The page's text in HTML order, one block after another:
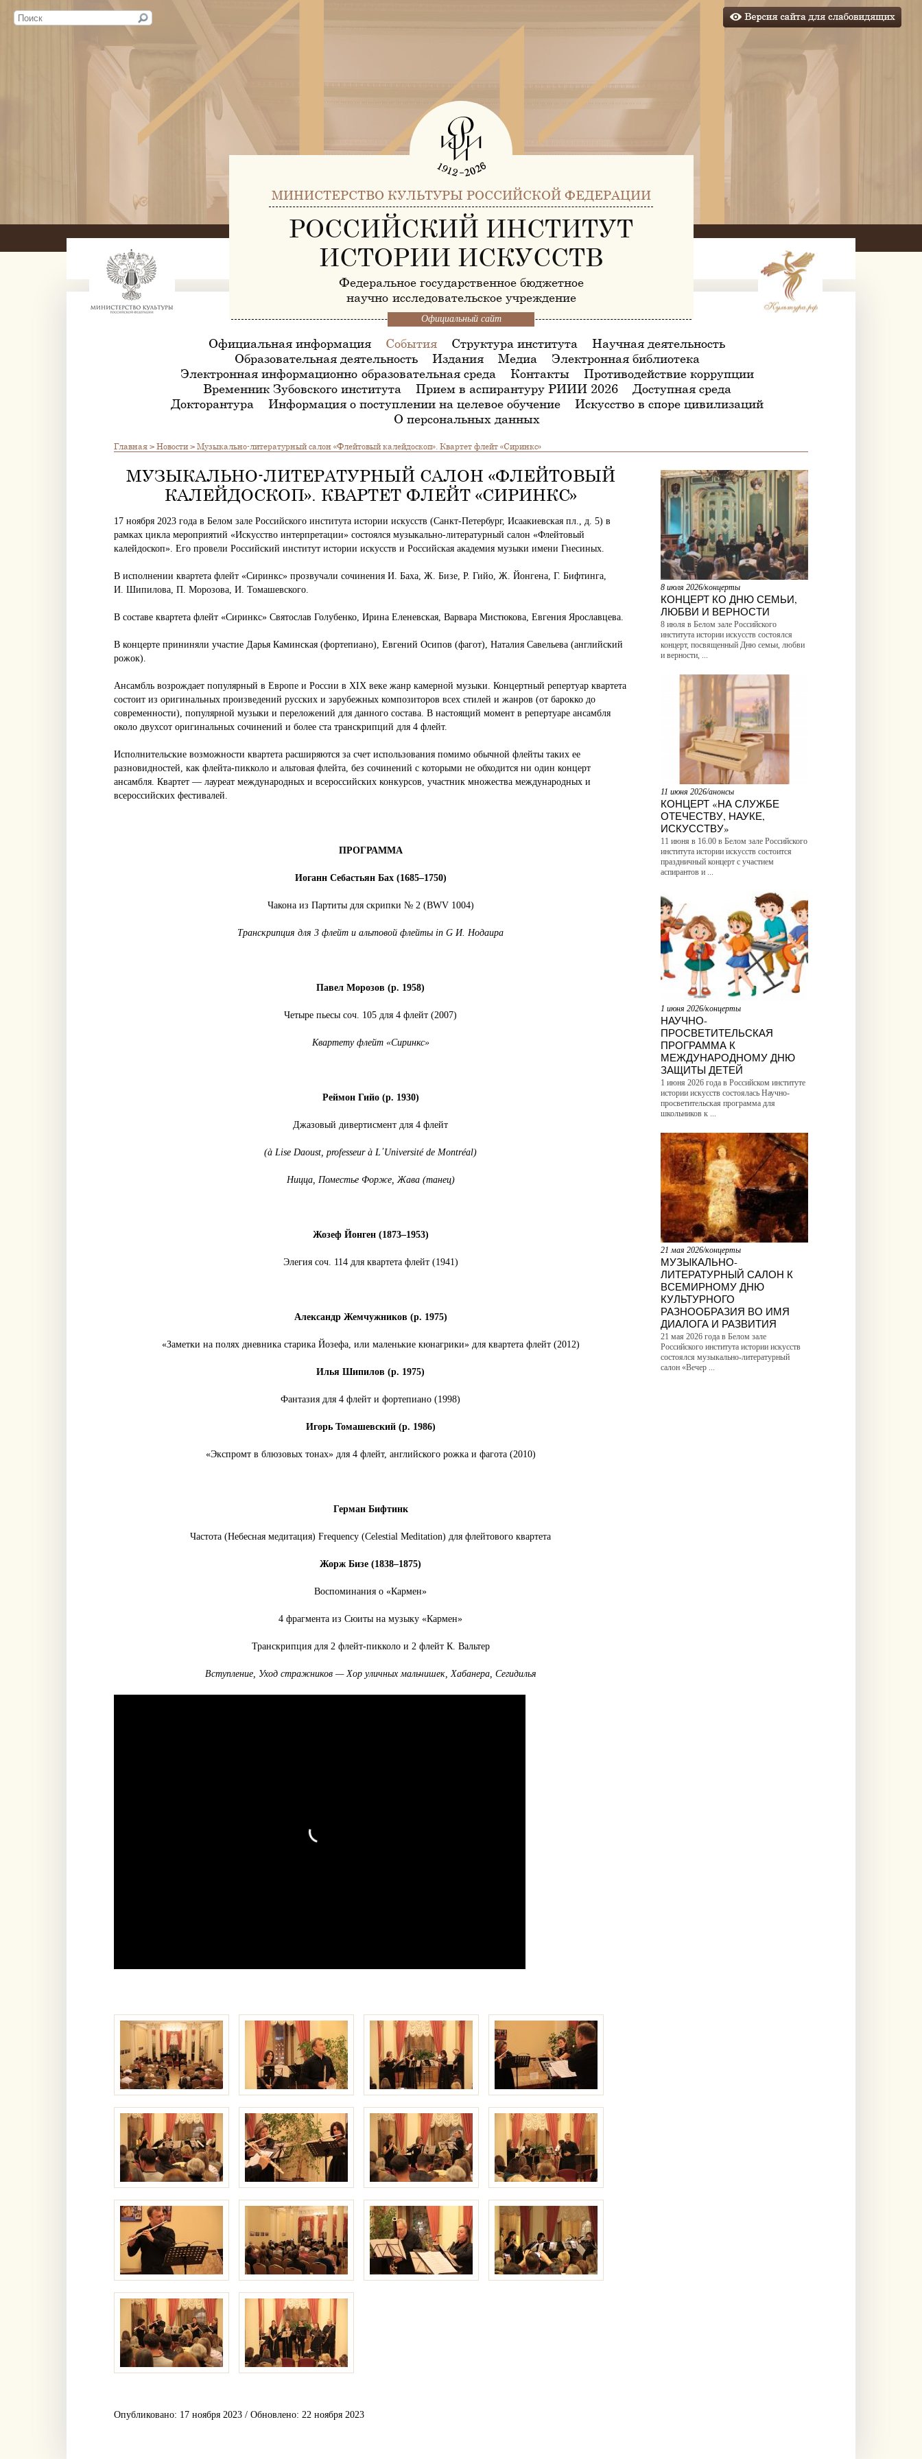
МИНИСТЕРСТВО КУЛЬТУРЫ РОССИЙСКОЙ ФЕДЕРАЦИИ
РОССИЙСКИЙ ИНСТИТУТ
ИСТОРИИ ИСКУССТВ
Федеральное государственное бюджетное
научно-исследовательское учреждение
Официальный сайт
Официальная информация События Структура института
Научная деятельность
Образовательная деятельность
Издания Медиа
Электронная библиотека
Электронная информационно-образовательная среда
Контакты
Противодействие коррупции
Временник Зубовского института
Прием в аспирантуру РИИИ 2026
Доступная среда
Докторантура
Информация о поступлении на целевое обучение
Искусство в споре цивилизаций
О персональных данных
Главная>Новости>Музыкально-литературный салон «Флейтовый калейдоскоп». Квартет флейт «Сиринкс»
8 июля 2026/концерты
КОНЦЕРТ КО ДНЮ СЕМЬИ,
ЛЮБВИ И ВЕРНОСТИ
8 июля в Белом зале Российского
института истории искусств состоялся
концерт, посвященный Дню семьи, любви
и верности, ...
11 июня 2026/анонсы
КОНЦЕРТ «НА СЛУЖБЕ
ОТЕЧЕСТВУ, НАУКЕ,
ИСКУССТВУ»
11 июня в 16.00 в Белом зале Российского
института истории искусств состоится
праздничный концерт с участием
аспирантов и ...
1 июня 2026/концерты
НАУЧНО-
ПРОСВЕТИТЕЛЬСКАЯ
ПРОГРАММА К
МЕЖДУНАРОДНОМУ ДНЮ
ЗАЩИТЫ ДЕТЕЙ
1 июня 2026 года в Российском институте
истории искусств состоялась Научно-
просветительская программа для
школьников к ...
21 мая 2026/концерты
МУЗЫКАЛЬНО-
ЛИТЕРАТУРНЫЙ САЛОН К
ВСЕМИРНОМУ ДНЮ
КУЛЬТУРНОГО
РАЗНООБРАЗИЯ ВО ИМЯ
ДИАЛОГА И РАЗВИТИЯ
21 мая 2026 года в Белом зале
Российского института истории искусств
состоялся музыкально-литературный
салон «Вечер ...
МУЗЫКАЛЬНО-ЛИТЕРАТУРНЫЙ САЛОН «ФЛЕЙТОВЫЙ
КАЛЕЙДОСКОП». КВАРТЕТ ФЛЕЙТ «СИРИНКС»
17 ноября 2023 года в Белом зале Российского института истории искусств (Санкт-Петербург, Исаакиевская пл., д. 5) в
рамках цикла мероприятий «Искусство интерпретации» состоялся музыкально-литературный салон «Флейтовый
калейдоскоп». Его провели Российский институт истории искусств и Российская академия музыки имени Гнесиных.
В исполнении квартета флейт «Сиринкс» прозвучали сочинения И. Баха, Ж. Бизе, Р. Гийо, Ж. Йонгена, Г. Бифтинга,
И. Шипилова, П. Морозова, И. Томашевского.
В составе квартета флейт «Сиринкс» Святослав Голубенко, Ирина Еленевская, Варвара Мистюкова, Евгения Ярославцева.
В концерте прининяли участие Дарья Каминская (фортепиано), Евгений Осипов (фагот), Наталия Савельева (английский
рожок).
Ансамбль возрождает популярный в Европе и России в XIX веке жанр камерной музыки. Концертный репертуар квартета
состоит из оригинальных произведений русских и зарубежных композиторов всех стилей и жанров (от барокко до
современности), популярной музыки и переложений для данного состава. В настоящий момент в репертуаре ансамбля
около двухсот оригинальных сочинений и более ста транскрипций для 4 флейт.
Исполнительские возможности квартета расширяются за счет использования помимо обычной флейты таких ее
разновидностей, как флейта-пикколо и альтовая флейта, без сочинений с которыми не обходится ни один концерт
ансамбля. Квартет — лауреат международных и всероссийских конкурсов, участник множества международных и
всероссийских фестивалей.
ПРОГРАММА
Иоганн Себастьян Бах (1685–1750)
Чакона из Партиты для скрипки № 2 (BWV 1004)
Транскрипция для 3 флейт и альтовой флейтыin G И. Нодаира
Павел Морозов (р. 1958)
Четыре пьесы соч. 105 для 4 флейт (2007)
Квартету флейт «Сиринкс»
Реймон Гийо(р. 1930)
Джазовый дивертисмент для 4 флейт
(à Lise Daoust, professeur à L ᾽Université de Montréal)
Ницца, Поместье Форже, Жава (танец)
Жозеф Йонген (1873–1953)
Элегия соч. 114 для квартета флейт (1941)
Александр Жемчужников (р. 1975)
«Заметки на полях дневника старика Йозефа, или маленькие кюнагрики» для квартета флейт (2012)
Илья Шипилов (р. 1975)
Фантазия для 4 флейт и фортепиано (1998)
Игорь Томашевский (р. 1986)
«Экспромт в блюзовых тонах» для 4 флейт, английского рожка и фагота (2010)
Герман Бифтинк
Частота (Небесная медитация) Frequency (Celestial Meditation) для флейтового квартета
Жорж Бизе (1838–1875)
Воспоминания о «Кармен»
4 фрагмента из Сюиты на музыку «Кармен»
Транскрипция для 2 флейт-пикколо и 2 флейт К. Вальтер
Вступление, Уход стражников — Хор уличных мальчишек, Хабанера, Сегидилья
Опубликовано: 17 ноября 2023 / Обновлено: 22 ноября 2023